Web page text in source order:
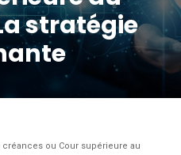
stratégie
ou Cour supérieure au